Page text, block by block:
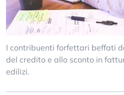
I contribuenti forfettari beffati
del credito e allo sconto in
edilizi.